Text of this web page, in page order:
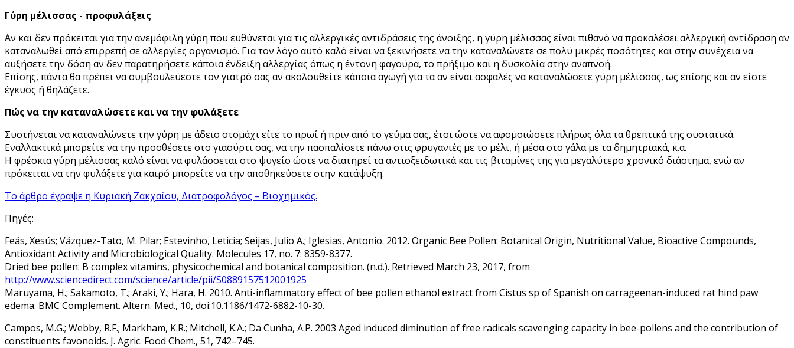
Γύρη μέλισσας - προφυλάξεις
Αν και δεν πρόκειται για την ανεμόφιλη γύρη που ευθύνεται για τις αλλεργικές αντιδράσεις της άνοιξης, η γύρη μέλισσας είναι πιθανό να προκαλέσει αλλεργική αντίδραση αν
καταναλωθεί από επιρρεπή σε αλλεργίες οργανισμό. Για τον λόγο αυτό καλό είναι να ξεκινήσετε να την καταναλώνετε σε πολύ μικρές ποσότητες και στην συνέχεια να
αυξήσετε την δόση αν δεν παρατηρήσετε κάποια ένδειξη αλλεργίας όπως η έντονη φαγούρα, το πρήξιμο και η δυσκολία στην αναπνοή.
Επίσης, πάντα θα πρέπει να συμβουλεύεστε τον γιατρό σας αν ακολουθείτε κάποια αγωγή για τα αν είναι ασφαλές να καταναλώσετε γύρη μέλισσας, ως επίσης και αν είστε
έγκυος ή θηλάζετε.
Πώς να την καταναλώσετε και να την φυλάξετε
Συστήνεται να καταναλώνετε την γύρη με άδειο στομάχι είτε το πρωί ή πριν από το γεύμα σας, έτσι ώστε να αφομοιώσετε πλήρως όλα τα θρεπτικά της συστατικά.
Εναλλακτικά μπορείτε να την προσθέσετε στο γιαούρτι σας, να την πασπαλίσετε πάνω στις φρυγανιές με το μέλι, ή μέσα στο γάλα με τα δημητριακά, κ.α.
Η φρέσκια γύρη μέλισσας καλό είναι να φυλάσσεται στο ψυγείο ώστε να διατηρεί τα αντιοξειδωτικά και τις βιταμίνες της για μεγαλύτερο χρονικό διάστημα, ενώ αν
πρόκειται να την φυλάξετε για καιρό μπορείτε να την αποθηκεύσετε στην κατάψυξη.
Το άρθρο έγραψε η Κυριακή Ζακχαίου, Διατροφολόγος – Βιοχημικός.
Πηγές:
Feás, Xesús; Vázquez-Tato, M. Pilar; Estevinho, Leticia; Seijas, Julio A.; Iglesias, Antonio. 2012. Organic Bee Pollen: Botanical Origin, Nutritional Value, Bioactive Compounds,
Antioxidant Activity and Microbiological Quality. Molecules 17, no. 7: 8359-8377.
Dried bee pollen: B complex vitamins, physicochemical and botanical composition. (n.d.). Retrieved March 23, 2017, from
http://www.sciencedirect.com/science/article/pii/S0889157512001925
Maruyama, H.; Sakamoto, T.; Araki, Y.; Hara, H. 2010. Anti-inflammatory effect of bee pollen ethanol extract from Cistus sp of Spanish on carrageenan-induced rat hind paw
edema. BMC Complement. Altern. Med., 10, doi:10.1186/1472-6882-10-30.
Campos, M.G.; Webby, R.F.; Markham, K.R.; Mitchell, K.A.; Da Cunha, A.P. 2003 Aged induced diminution of free radicals scavenging capacity in bee-pollens and the contribution of
constituents favonoids. J. Agric. Food Chem., 51, 742–745.